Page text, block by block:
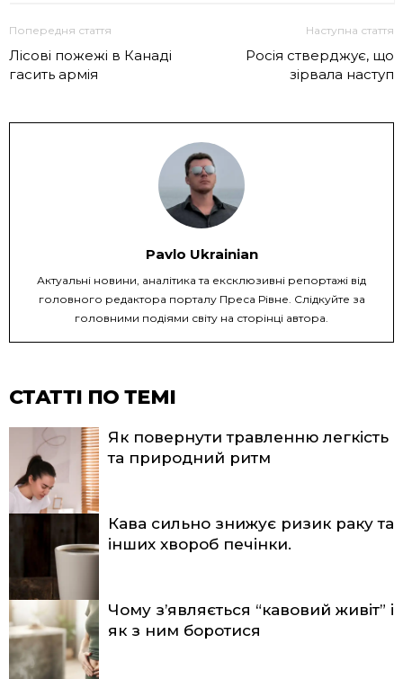
Попередня стаття
Лісові пожежі в Канаді
гасить армія
Наступна стаття
Росія стверджує, що
зірвала наступ
Pavlo Ukrainian
Актуальні новини, аналітика та ексклюзивні репортажі від
головного редактора порталу Преса Рівне. Слідкуйте за
головними подіями світу на сторінці автора.
СТАТТІ ПО ТЕМІ
Як повернути травленню легкість
та природний ритм
Кава сильно знижує ризик раку та
інших хвороб печінки.
Чому з’являється “кавовий живіт” і
як з ним боротися